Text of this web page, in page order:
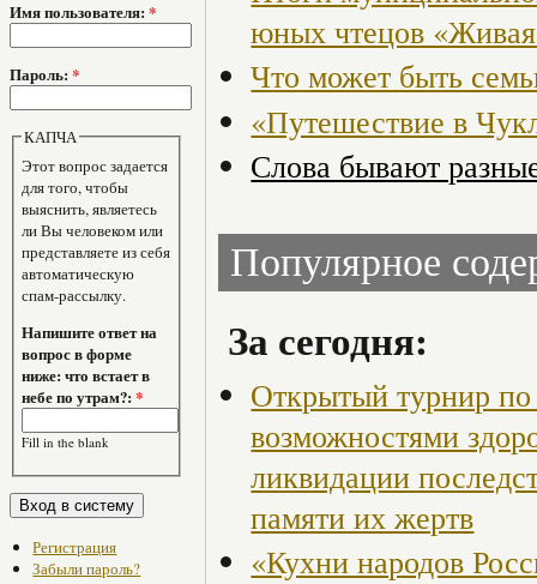
Имя пользователя: *
Пароль: *
КАПЧА
Этот вопрос задается
для того, чтобы
выяснить, являетесь
ли Вы человеком или
представляете из себя
автоматическую
спам-рассылку.
Напишите ответ на
вопрос в форме
ниже: что встает в
небе по утрам?:*
Fill in the blank
Регистрация
Забыли пароль?
юных чтецов
Что может быть
«Путешествие в
Слова бывают
Популярное
За сегодня:
Открытый турнир
возможностями
ликвидации
памяти их жертв
«Кухни народов